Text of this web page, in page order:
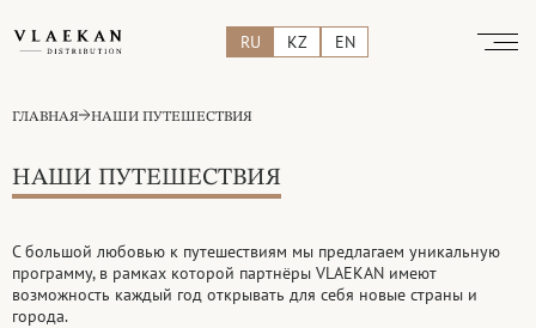
RU KZ EN
ГЛАВНАЯ НАШИ ПУТЕШЕСТВИЯ
НАШИ ПУТЕШЕСТВИЯ
С большой любовью к путешествиям мы предлагаем уникальную
программу, в рамках которой партнёры VLAEKAN имеют
возможность каждый год открывать для себя новые страны и
города.